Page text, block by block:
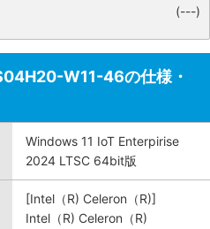
(---)
W11-46の仕様・
Windows 11 IoT Enterpirise
2024 LTSC 64bit版
[Intel（R) Celeron（R)]
Intel（R) Celeron（R)